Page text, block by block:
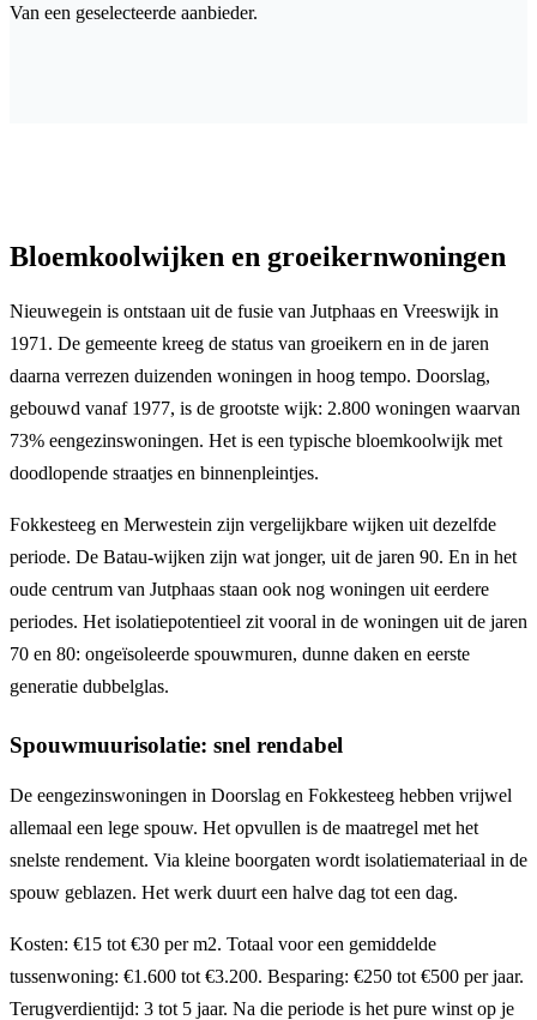
Van een geselecteerde aanbieder.
Bloemkoolwijken en groeikernwoningen
Nieuwegein is ontstaan uit de fusie van Jutphaas en Vreeswijk in
1971. De gemeente kreeg de status van groeikern en in de jaren
daarna verrezen duizenden woningen in hoog tempo. Doorslag,
gebouwd vanaf 1977, is de grootste wijk: 2.800 woningen waarvan
73% eengezinswoningen. Het is een typische bloemkoolwijk met
doodlopende straatjes en binnenpleintjes.
Fokkesteeg en Merwestein zijn vergelijkbare wijken uit dezelfde
periode. De Batau-wijken zijn wat jonger, uit de jaren 90. En in het
oude centrum van Jutphaas staan ook nog woningen uit eerdere
periodes. Het isolatiepotentieel zit vooral in de woningen uit de jaren
70 en 80: ongeïsoleerde spouwmuren, dunne daken en eerste
generatie dubbelglas.
Spouwmuurisolatie: snel rendabel
De eengezinswoningen in Doorslag en Fokkesteeg hebben vrijwel
allemaal een lege spouw. Het opvullen is de maatregel met het
snelste rendement. Via kleine boorgaten wordt isolatiemateriaal in de
spouw geblazen. Het werk duurt een halve dag tot een dag.
Kosten: €15 tot €30 per m2. Totaal voor een gemiddelde
tussenwoning: €1.600 tot €3.200. Besparing: €250 tot €500 per jaar.
Terugverdientijd: 3 tot 5 jaar. Na die periode is het pure winst op je